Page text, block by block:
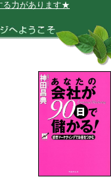
があります★